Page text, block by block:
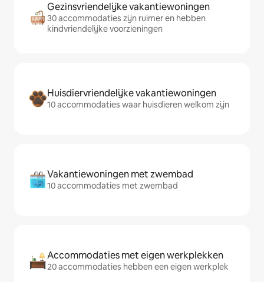
Gezinsvriendelijke vakantiewoningen
30 accommodaties zijn ruimer en hebben
kindvriendelijke voorzieningen
Huisdiervriendelijke vakantiewoningen
10 accommodaties waar huisdieren welkom zijn
Vakantiewoningen met zwembad
10 accommodaties met zwembad
Accommodaties met eigen werkplekken
20 accommodaties hebben een eigen werkplek